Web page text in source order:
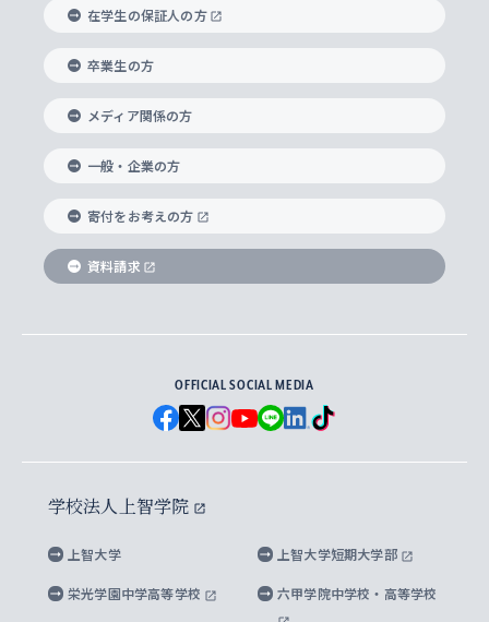
外国語学部
総合グローバル学部
国際教養学部
理工学部
Futures） – 持続可能な未来を考える６学科連携
思考と表現
データサイエンス
上智大学で学ぶ
海外で学ぶ
大学院
神学研究科
実践宗教学研究科
総合人間科学研究科
経済学研究科
グローバル・スタディーズ研究科
助産学専攻科
生涯学習
グローバル・コンサーン研究所
比較文化研究所
ヨーロッパ研究所
アジア文化研究所
アメリカ・カナダ研究所
メディア・ジャーナリズム研究所
水稀少社会研究センター
先進機械・構造材料イノベーションセンター
重点領域研究・自由課題研究
研究活動に関する法令・研究費の使用について
心身の健康相談
ハラスメント防止の取り組み
障がいのある学生への支援
キャリア形成サポート
キャリア形成支援プログラム
就職（内定先）・進路統計
企業の採用ご担当者様へのご案内
住まいのサポート
研究生・外国人特別研究生・国費留学生
交換留学生(海外大学から上智大学で学ぶ)
ノンディグリー生
Sophia Short-term Program受講生
学費・奨学金
学部入学前に出願する奨学金
国による高等教育の修学支援新制度
大学院生対象の奨学金
海外留学する際の費用と奨学金
上智大学の理念
上智大学の沿革
ソフィア・アーカイブズ
上智大学とカトリック
グローバルエンゲージメント
上智大学を訪れた世界の知性
国連Weeks・アフリカWeeks
ダイバーシティ＆サステナビリティへの取り組み
上智大学公式ソーシャルメディア
学校法人上智学院について
数字で見る上智大学
上智大学のネットワーク
父母・保証人とのネットワーク
学外とのネットワーク
上智大学の出版物
上智大学大学案内・大学院案内
英文広報誌 SOPHIA magazine
上智大学のビジュアル・アイデンティティ
上智大学ビジュアル・アイデンティティ
上智大学校歌 ・上智大学学生歌
上智大学への取材・キャンパスでの撮影について
上智大学の公開情報
上智大学の教育研究活動等の情報公表
キャンパス案内
在学生の保証人の方
卒業生の方
メディア関係の方
一般・企業の方
寄付をお考えの方
資料請求
OFFICIAL SOCIAL MEDIA
学校法人上智学院
上智大学 上智大学短期大学部
栄光学園中学高等学校 六甲学院中学校・高等学校